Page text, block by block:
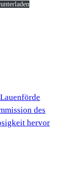
des
hervor